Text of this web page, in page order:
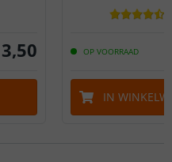
3,50 OP VOORRAAD
IN